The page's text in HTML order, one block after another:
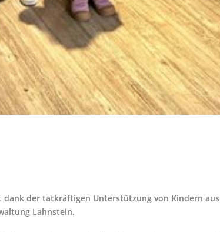
dank der tatkräftigen Unterstützung von Kindern aus
Lahnstein.